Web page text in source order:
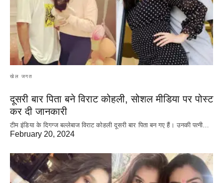
खेल जगत
दूसरी बार‌ पिता बने विराट कोहली, सोशल मीडिया पर पोस्ट
कर दी‌ जानकारी
टीम इंडिया के दिगग्ज बल्लेबाज विराट कोहली दूसरी बार पिता बन गए हैं। उनकी पत्नी…
February 20, 2024